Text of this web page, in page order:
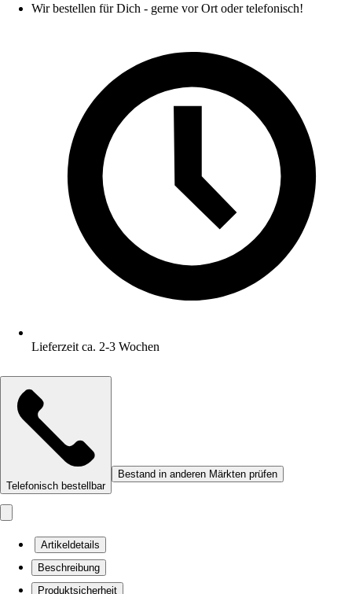
Wir bestellen für Dich - gerne vor Ort oder telefonisch!
Lieferzeit ca. 2-3 Wochen
Telefonisch bestellbar
Bestand in anderen Märkten prüfen
Artikeldetails
Beschreibung
Produktsicherheit